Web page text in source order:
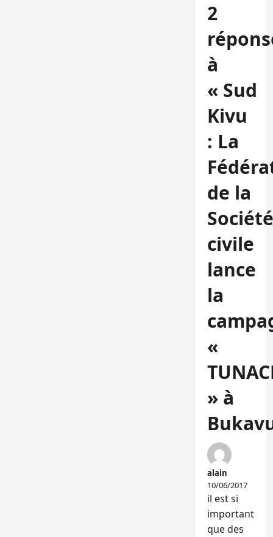
2
à
« Sud
Kivu
: La
de la
Société
civile
lance
la
«
» à
alain
10/06/2017
il est si
important
que des